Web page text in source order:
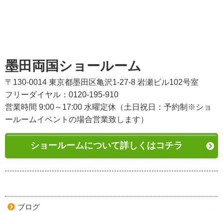
墨田両国ショールーム
〒130-0014 東京都墨田区亀沢1-27-8 岩瀬ビル102号室
フリーダイヤル：0120-195-910
営業時間 9:00～17:00 水曜定休（土日祝日：予約制※ショ
ールームイベントの場合営業致します）
ショールームについて詳しくはコチラ
ブログ